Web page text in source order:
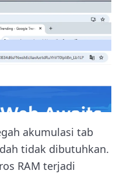
akumulasi tab
tidak dibutuhkan.
RAM terjadi